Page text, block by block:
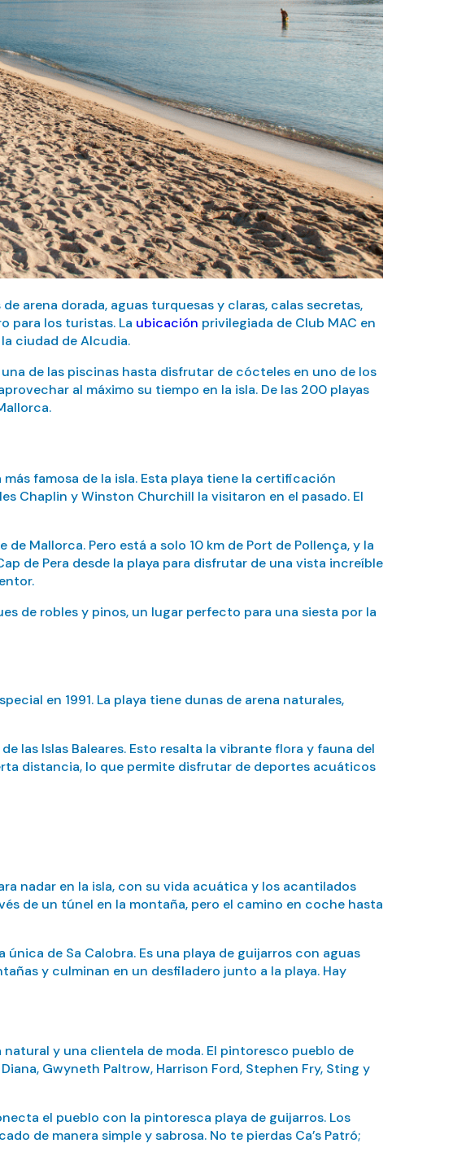
arena dorada, aguas turquesas y claras, calas secretas,
para los turistas. La ubicación privilegiada de Club MAC en
ciudad de Alcudia.
de las piscinas hasta disfrutar de cócteles en uno de los
al máximo su tiempo en la isla. De las 200 playas
famosa de la isla. Esta playa tiene la certificación
Chaplin y Winston Churchill la visitaron en el pasado. El
Mallorca. Pero está a solo 10 km de Port de Pollença, y la
de Pera desde la playa para disfrutar de una vista increíble
de robles y pinos, un lugar perfecto para una siesta por la
en 1991. La playa tiene dunas de arena naturales,
las Islas Baleares. Esto resalta la vibrante flora y fauna del
distancia, lo que permite disfrutar de deportes acuáticos
nadar en la isla, con su vida acuática y los acantilados
de un túnel en la montaña, pero el camino en coche hasta
de Sa Calobra. Es una playa de guijarros con aguas
y culminan en un desfiladero junto a la playa. Hay
y una clientela de moda. El pintoresco pueblo de
Gwyneth Paltrow, Harrison Ford, Stephen Fry, Sting y
el pueblo con la pintoresca playa de guijarros. Los
de manera simple y sabrosa. No te pierdas Ca’s Patró;